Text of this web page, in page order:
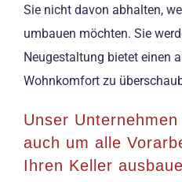
Sie nicht davon abhalten,
umbauen möchten. Sie
Neugestaltung bietet einen
Wohnkomfort zu
Unser
auch um alle
Ihren Keller